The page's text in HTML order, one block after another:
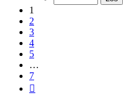
1
2
3
4
5
…
7